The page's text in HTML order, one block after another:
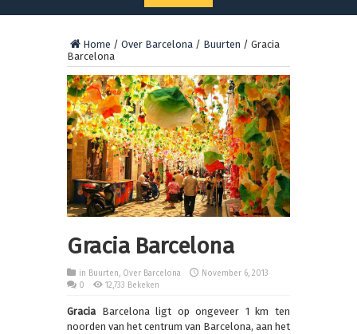
Home / Over Barcelona / Buurten / Gracia
Barcelona
Gracia Barcelona
in Buurten, Over Barcelona
November 6, 2013
0
12,733 Bekeken
Gracia Barcelona ligt op ongeveer 1 km ten
noorden van het centrum van Barcelona, aan het